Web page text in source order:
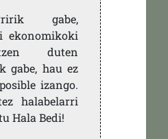
gabe,
ekonomikoki
duten
gabe, hau ez
izango.
halabelarri
Hala Bedi!